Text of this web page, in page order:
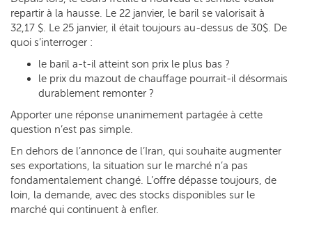
repartir à la hausse. Le 22 janvier, le baril se valorisait à
32,17 $. Le 25 janvier, il était toujours au-dessus de 30$. De
quoi s’interroger :
le baril a-t-il atteint son prix le plus bas ?
le prix du mazout de chauffage pourrait-il désormais
durablement remonter ?
Apporter une réponse unanimement partagée à cette
question n’est pas simple.
En dehors de l’annonce de l’Iran, qui souhaite augmenter
ses exportations, la situation sur le marché n’a pas
fondamentalement changé. L’offre dépasse toujours, de
loin, la demande, avec des stocks disponibles sur le
marché qui continuent à enfler.